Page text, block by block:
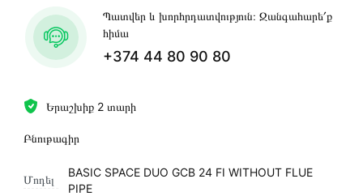
Երաշխիք 2 տարի
Բնութագիր
Մոդել
BASIC SPACE DUO GCB 24 FI WITHOUT FLUE
PIPE
Պատվեր և խորհրդատվություն։ Զանգահարե՛ք
հիմա
+374 44 80 90 80